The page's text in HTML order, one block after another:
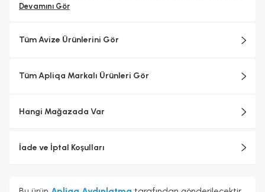
Metal; Başlıklar: Cam; Duy Tipi: E-27; Ampul: Dahil değildir; Boy:
Devamını Gör
Tüm Avize Ürünlerini Gör
Tüm Apliqa Markalı Ürünleri Gör
Hangi Mağazada Var
İade ve İptal Koşulları